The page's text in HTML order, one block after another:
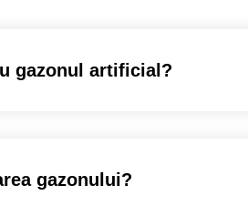
gazonul artificial?
gazonului?